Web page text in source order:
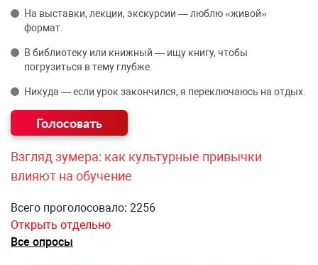
На выставки, лекции, экскурсии — люблю «живой»
формат.
В библиотеку или книжный — ищу книгу, чтобы
погрузиться в тему глубже.
Никуда — если урок закончился, я переключаюсь на отдых.
Взгляд зумера: как культурные привычки
влияют на обучение
Всего проголосовало: 2256
Открыть отдельно
Все опросы